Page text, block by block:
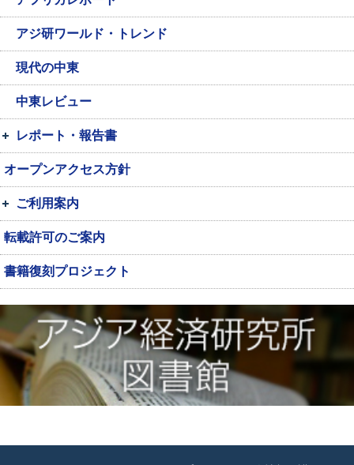
アジ研ワールド・トレンド
現代の中東
中東レビュー
レポート・報告書
オープンアクセス方針
ご利用案内
転載許可のご案内
書籍復刻プロジェクト